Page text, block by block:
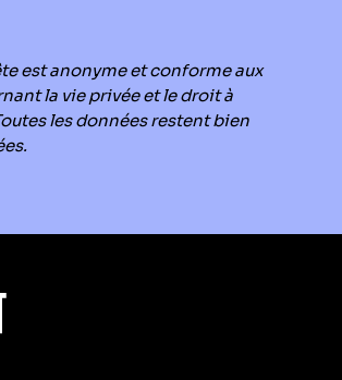
est anonyme et conforme aux
la vie privée et le droit à
les données restent bien